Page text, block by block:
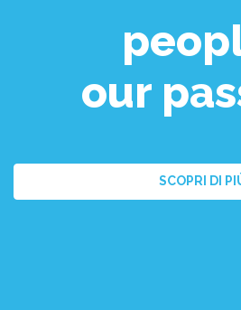
our
SCOPRI DI